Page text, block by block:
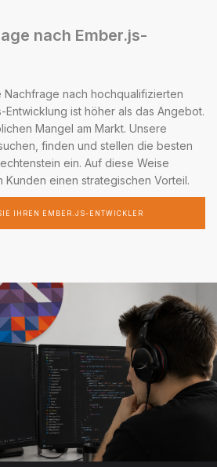
nach Ember.js-
Nachfrage nach hochqualifizierten
Entwicklung ist höher als das Angebot.
Mangel am Markt. Unsere
finden und stellen die besten
ein. Auf diese Weise
einen strategischen Vorteil.
IHREN EMBER.JS-ENTWICKLER